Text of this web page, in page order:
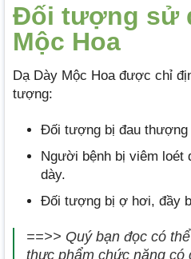
Đối tượng sử
Mộc Hoa
Dạ Dày Mộc Hoa được chỉ
tượng:
Đối tượng bị đau thượng
Người bệnh bị viêm loét
dày.
Đối tượng bị ợ hơi, đầy
==>> Quý bạn đọc có
thực phẩm chức năng có